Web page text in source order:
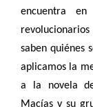
encuentra
saben quiénes
aplicamos la
a la novela
Macías y su